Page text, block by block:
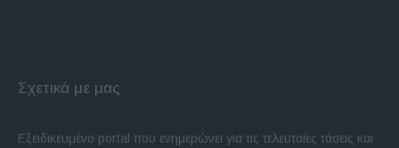
Σχετικά με μας
Εξειδικευμένο portal που ενημερώνει για τις τελευταίες τάσεις και